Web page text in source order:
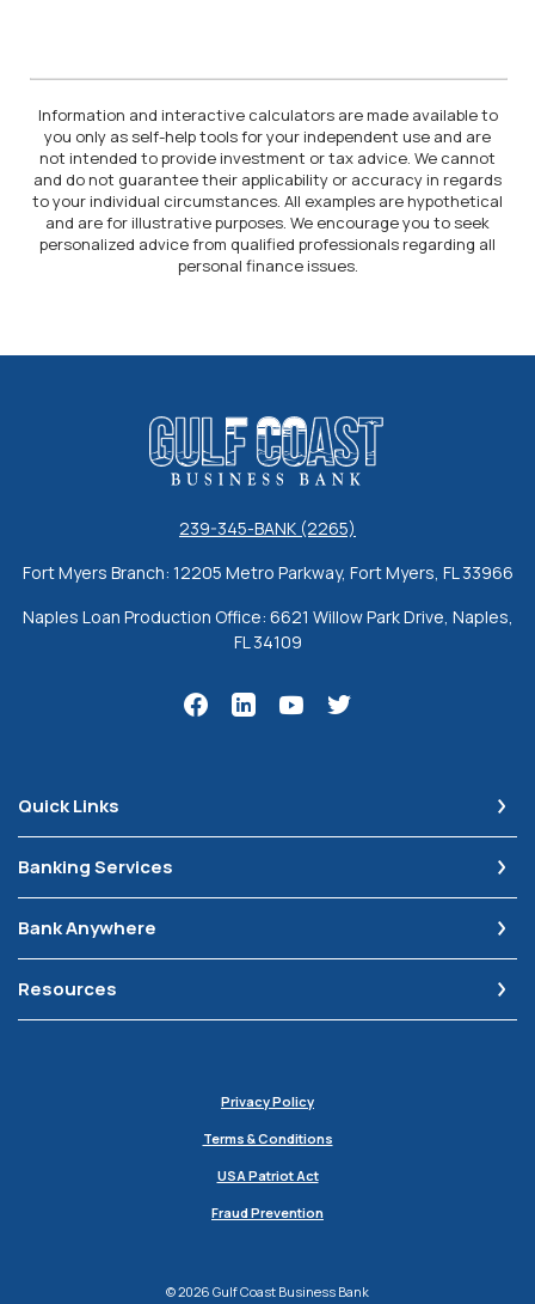
Information and interactive calculators are made available to
you only as self-help tools for your independent use and are
not intended to provide investment or tax advice. We cannot
and do not guarantee their applicability or accuracy in regards
to your individual circumstances. All examples are hypothetical
and are for illustrative purposes. We encourage you to seek
personalized advice from qualified professionals regarding all
personal finance issues.
Gulf Coast Business Bank
239-345-BANK (2265)
Fort Myers Branch: 12205 Metro Parkway, Fort Myers, FL 33966
Naples Loan Production Office: 6621 Willow Park Drive, Naples,
FL 34109
Quick Links
Banking Services
Bank Anywhere
Resources
Privacy Policy
Terms & Conditions
USA Patriot Act
Fraud Prevention
©2026 Gulf Coast Business Bank